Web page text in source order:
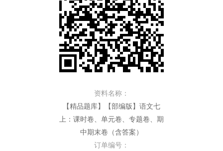
资料名称：
【精品题库】【部编版】语文七
上：课时卷、单元卷、专题卷、期
中期末卷（含答案）
订单编号：